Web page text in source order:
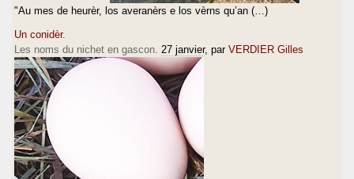
"Au mes de heurèr, los averanèrs e los vèrns qu’an (…)
Un conidèr.
Les noms du nichet en gascon. 27 janvier, par VERDIER Gilles